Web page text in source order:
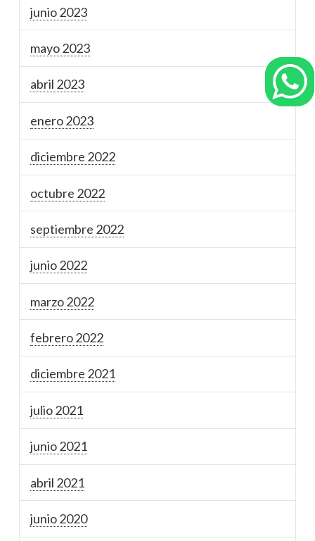
junio 2023
mayo 2023
abril 2023
enero 2023
diciembre 2022
octubre 2022
septiembre 2022
junio 2022
marzo 2022
febrero 2022
diciembre 2021
julio 2021
junio 2021
abril 2021
junio 2020